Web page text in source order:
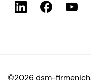
©2026 dsm-